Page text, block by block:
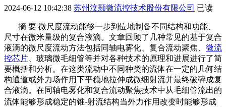
2024-06-12 10:42:38 苏州汶颢微流控技术股份有限公司 已读
摘 要 微尺度流动能够一步到位地制备不同结构和功能、
尺寸在微米量级的复合液滴。 文章回顾了几种常见的基于复合
液滴的微尺度流动方法包括同轴电雾化、复合流动聚焦、 微流
控芯片 、玻璃微毛细管等并对各种技术的原理和进展进行了简
要概括和分析。 在这类流动中不同种类的流体在一定的几何结
构通道或外力场作用下平稳地拉伸成微细射流并最终破碎成复
合液滴。 在同轴电雾化和复合流动聚焦技术中从毛细管流出的
流体能够形成稳定的锥⁃射流结构当外力作用改变时能够形成